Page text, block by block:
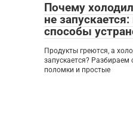
Почему
не
способы
Продукты греются, а
запускается?
поломки и простые